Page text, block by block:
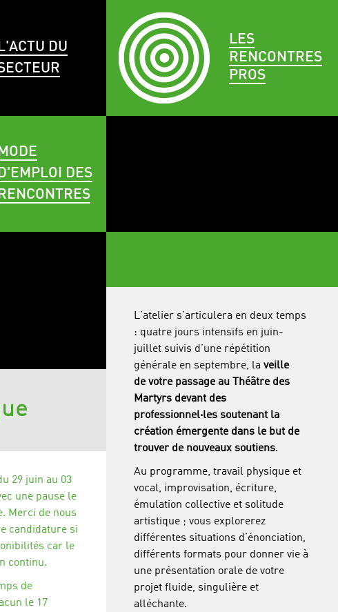
L'ACTU DU
LES
RENCONTRES
PROS
MODE
D'EMPLOI DES
RENCONTRES
L’atelier s’articulera en deux temps
: quatre jours intensifs en juin-
juillet suivis d’une répétition
générale en septembre, la veille
de votre passage au Théâtre des
Martyrs devant des
professionnel·les soutenant la
création émergente dans le but de
trouver de nouveaux soutiens.
Au programme, travail physique et
vocal, improvisation, écriture,
émulation collective et solitude
artistique ; vous explorerez
différentes situations d’énonciation,
différents formats pour donner vie à
une présentation orale de votre
projet fluide, singulière et
alléchante.
29 juin au 03
une pause le
Merci de nous
candidature si
car le
continu.
de
le 17